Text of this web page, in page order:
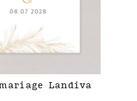
Landiva